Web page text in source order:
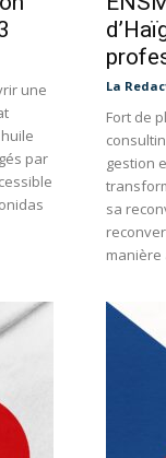
une
par
La
Fort de
gestion
sa
manière